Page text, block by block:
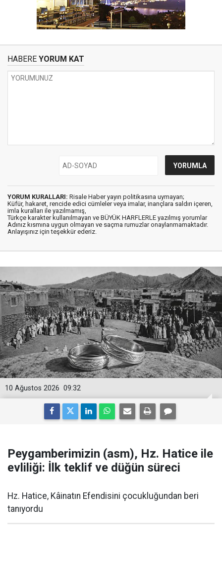
HABERE YORUM KAT
YORUM KURALLARI: Risale Haber yayın politikasına uymayan;
Küfür, hakaret, rencide edici cümleler veya imalar, inançlara saldırı içeren,
imla kuralları ile yazılmamış,
Türkçe karakter kullanılmayan ve BÜYÜK HARFLERLE yazılmış yorumlar
Adınız kısmına uygun olmayan ve saçma rumuzlar onaylanmamaktadır.
Anlayışınız için teşekkür ederiz.
09:32
10 Ağustos 2026
Peygamberimizin (asm), Hz. Hatice ile
evliliği: İlk teklif ve düğün süreci
Hz. Hatice, Kâinatın Efendisini çocukluğundan beri
tanıyordu